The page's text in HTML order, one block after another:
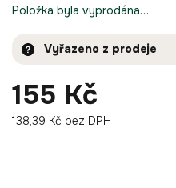
155 Kč
138,39 Kč bez DPH
Vyřazeno z prodeje
Položka byla vyprodána…